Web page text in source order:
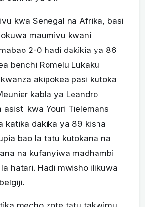
kwa Senegal na Afrika, basi
maumivu kwani
2-0 hadi dakikia ya 86
benchi Romelu Lukaku
akipokea pasi kutoka
kabla ya Leandro
asisti kwa Youri Tielemans
katika dakika ya 89 kisha
bao la tatu kutokana na
na kufanyiwa madhambi
hatari. Hadi mwisho ilikuwa
mecho zote tatu takwimu